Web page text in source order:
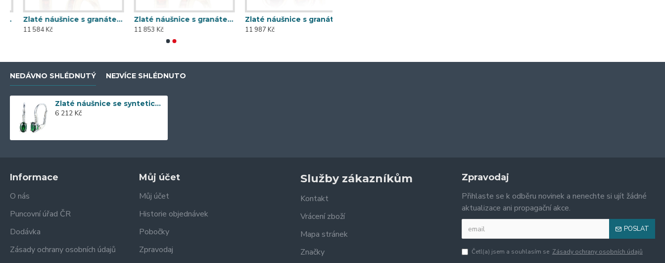
Zlaté náušnice s granátem 585/1000, 3,45 gr - 69608E001
11 584 Kč
Zlaté náušnice s granátem 585/1000, 3,53 gr - 69625E001
11 853 Kč
Zlaté náušnice s granátem 585/1000, 3,57 gr - 73805E002
11 987 Kč
NEDÁVNO SHLÉDNUTÝ NEJVÍCE SHLÉDNUTO
Zlaté náušnice se syntetickým smaragdem 585/1000, 1,85 g - 39301E018
6 212 Kč
Informace
O nás
Puncovní úřad ČR
Dodávka
Zásady ochrany osobních údajů
Můj účet
Můj účet
Historie objednávek
Pobočky
Zpravodaj
Služby zákazníkům
Kontakt
Vrácení zboží
Mapa stránek
Značky
Zpravodaj
Přihlaste se k odběru novinek a nenechte si ujít žádné
aktualizace ani propagační akce.
POSLAT
Četl(a) jsem a souhlasím se Zásady ochrany osobních údajů